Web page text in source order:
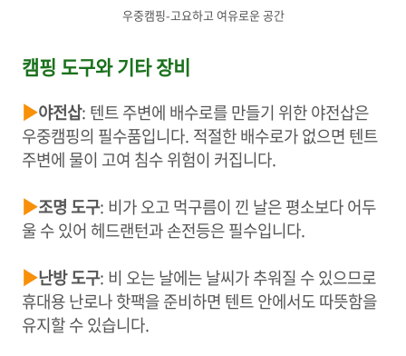
우중캠핑-고요하고 여유로운 공간
캠핑 도구와 기타 장비
▶야전삽: 텐트 주변에 배수로를 만들기 위한 야전삽은
우중캠핑의 필수품입니다. 적절한 배수로가 없으면 텐트
주변에 물이 고여 침수 위험이 커집니다.
▶조명 도구: 비가 오고 먹구름이 낀 날은 평소보다 어두
울 수 있어 헤드랜턴과 손전등은 필수입니다.
▶난방 도구: 비 오는 날에는 날씨가 추워질 수 있으므로
휴대용 난로나 핫팩을 준비하면 텐트 안에서도 따뜻함을
유지할 수 있습니다.